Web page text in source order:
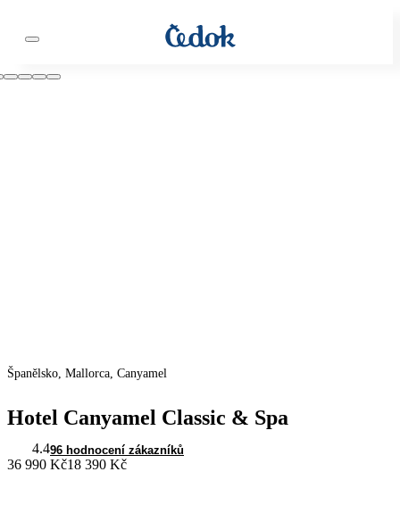
Španělsko, Mallorca, Canyamel
Hotel Canyamel Classic & Spa
4.496 hodnocení zákazníků
36 990 Kč18 390 Kč